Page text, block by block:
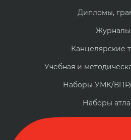
Дипломы,
Журналы
Канцелярские
Учебная и
Наборы УМК/
Наборы